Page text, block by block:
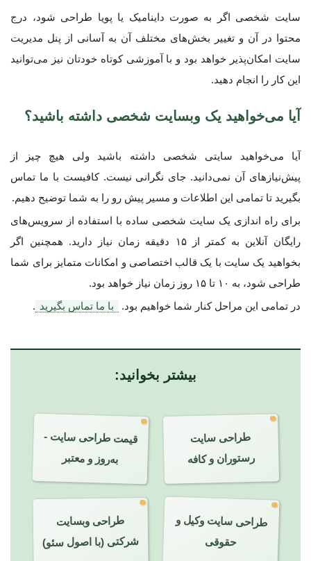
سایت شخصی اگر به صورت داینامیک یا پویا طراحی شود، درج
محتوا در آن و تغییر بخش‌های مختلف آن به آسانی از پنل مدیریت
سایت امکان‌پذیر خواهد بود و با آموزشی کوتاه خودتان نیز می‌توانید
این کار را انجام دهید.
آیا می‌خواهید یک وبسایت شخصی داشته باشید؟
آیا می‌خواهید سایتی شخصی داشته باشید ولی هیچ چیز از
پیش‌نیازهای آن نمی‌دانید. جای نگرانی نیست. کافیست با ما تماس
بگیرید تا تمامی این اطلاعات و مسیر پیش رو را به شما توضیح دهیم.
برای راه اندازی یک سایت شخصی ساده با استفاده از سرویس‌های
رایگان آنلاین به کمتر از ۱۵ دقیقه زمان نیاز دارید. همچنین اگر
بخواهید یک سایت با یک قالب اختصاصی و امکانات متمایز برای شما
طراحی شود، به ۱۰ تا ۱۵ روز زمان نیاز خواهد بود.
در تمامی این مراحل کنار شما خواهیم بود.
با ما تماس بگیرید .
بیشتر بخوانید:
طراحی سایت
رستوران و کافه
قیمت طراحی سایت -
به‌روز و معتبر
طراحی سایت وکیل و
حقوقی
طراحی وبسایت
شرکتی (با اصول سئو)